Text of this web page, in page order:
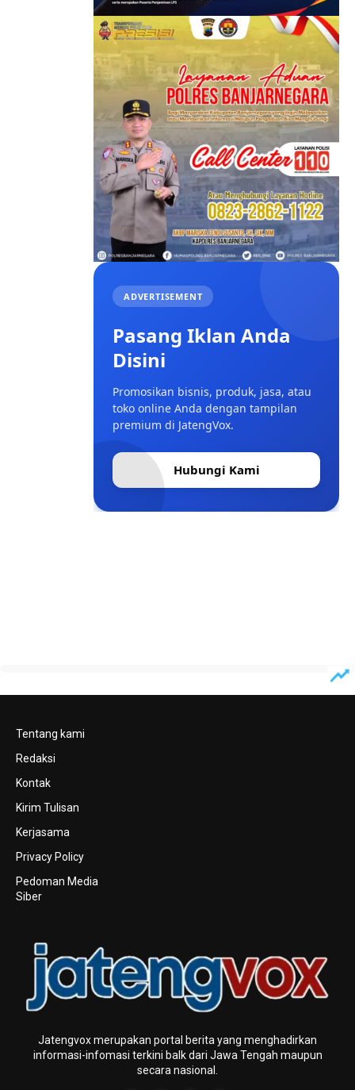
ADVERTISEMENT
Pasang Iklan Anda
Disini
Promosikan bisnis, produk, jasa, atau
toko online Anda dengan tampilan
premium di JatengVox.
Hubungi Kami
Tentang kami
Redaksi
Kontak
Kirim Tulisan
Kerjasama
Privacy Policy
Pedoman Media
Siber
Jatengvox merupakan portal berita yang menghadirkan
informasi-infomasi terkini baIk dari Jawa Tengah maupun
secara nasional.